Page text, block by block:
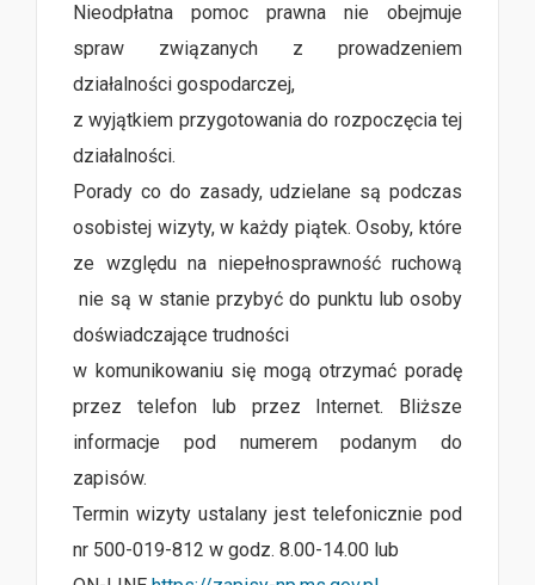
Nieodpłatna pomoc prawna nie obejmuje
spraw związanych z prowadzeniem
działalności gospodarczej,
z wyjątkiem przygotowania do rozpoczęcia tej
działalności.
Porady co do zasady, udzielane są podczas
osobistej wizyty, w każdy piątek. Osoby, które
ze względu na niepełnosprawność ruchową
nie są w stanie przybyć do punktu lub osoby
doświadczające trudności
w komunikowaniu się mogą otrzymać poradę
przez telefon lub przez Internet. Bliższe
informacje pod numerem podanym do
zapisów.
Termin wizyty ustalany jest telefonicznie pod
nr 500-019-812 w godz. 8.00-14.00 lub